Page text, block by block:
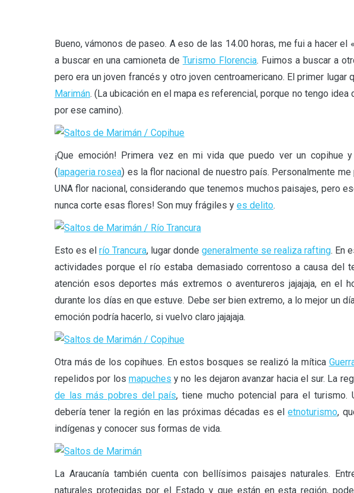
Bueno, vámonos de paseo. A eso de las 14.00 horas, me fui a hacer el «
a buscar en una camioneta de Turismo Florencia. Fuimos a buscar a
pero era un joven francés y otro joven centroamericano. El primer lugar
Marimán. (La ubicación en el mapa es referencial, porque no tengo
por ese camino).
¡Que emoción! Primera vez en mi vida que puedo ver un copihue
(lapageria rosea) es la flor nacional de nuestro país. Personalmente
UNA flor nacional, considerando que tenemos muchos paisajes, pero
nunca corte esas flores! Son muy frágiles y es delito.
Esto es el río Trancura, lugar donde generalmente se realiza rafting. En
actividades porque el río estaba demasiado correntoso a causa del
atención esos deportes más extremos o aventureros jajajaja, en el
durante los días en que estuve. Debe ser bien extremo, a lo mejor un
emoción podría hacerlo, si vuelvo claro jajajaja.
Otra más de los copihues. En estos bosques se realizó la mítica
repelidos por los mapuches y no les dejaron avanzar hacia el sur. La
de las más pobres del país, tiene mucho potencial para el
debería tener la región en las próximas décadas es eletnoturismo,
indígenas y conocer sus formas de vida.
La Araucanía también cuenta con bellísimos paisajes naturales.
naturales protegidas por el Estado y que están en esta región,